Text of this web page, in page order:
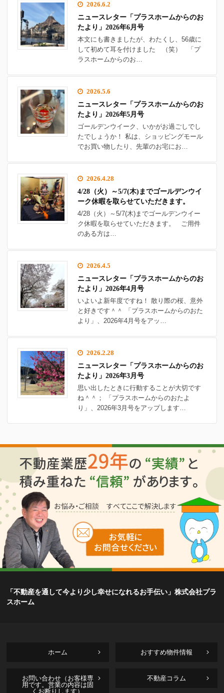
2026.6.2
ニュースレター「プラスホームからのお
たより」2026年6月号
本文にも書きましたが、わたくし、56歳に
して初めて耳を付けました （笑） 「プ
ラスホームからのお…
2026.5.6
ニュースレター「プラスホームからのお
たより」2026年5月号
ゴールデンウイーク、いかがお過ごしでし
たでしょうか！ 私は、ショッピングモール
でお買い物したり、先輩のお宅にお…
2026.4.28
4/28（火）～5/7(木)までゴールデンウイ
ーク休暇を取らせていただきます。
4/28（火）～5/7(木)までゴールデンウイー
ク休暇を取らせていただきます。 ご用件
のある方は…
2026.4.5
ニュースレター「プラスホームからのお
たより」2026年4月号
いよいよ新年度ですね！ 散り際の桜、意外
と好きです＾＾ 「プラスホームからのおた
より」、2026年4月号をアッ…
2026.2.28
ニュースレター「プラスホームからのお
たより」2026年3月号
思い出したときに行動することが大切です
ね＾＾； 「プラスホームからのおたよ
り」、2026年3月号をアップします…
「不動産を通して今より少し幸せになれるお手伝い」株式会社プラ
スホーム
ホーム おすすめ物件情報
お問い合わせ（お客様専
用です。営業の内容は固
くお断りします）
不動産コラム